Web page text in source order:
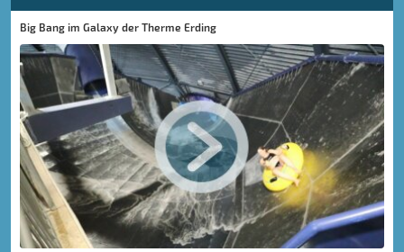
Big Bang im Galaxy der Therme Erding